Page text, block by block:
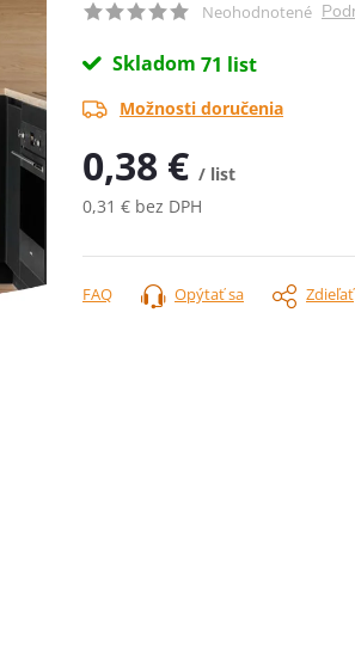
Neohodnotené
Skladom 71 list
Možnosti doručenia
0,38 € / list
0,31 € bez DPH
cena:
Opýtať sa Zdieľať
FAQ